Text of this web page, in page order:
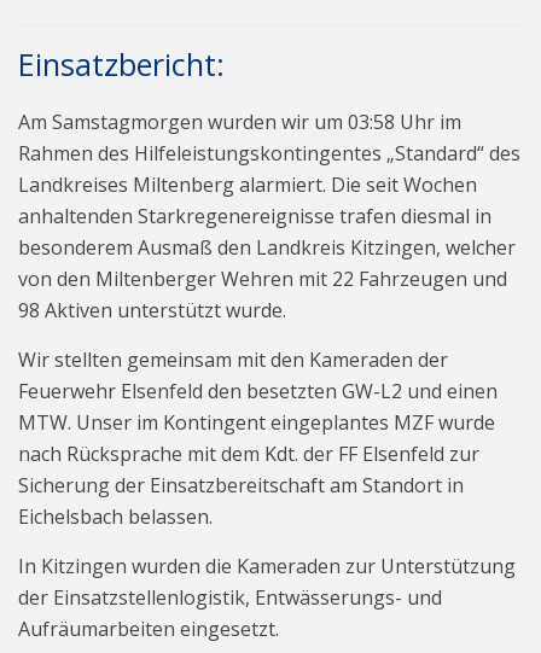
Einsatzbericht:
Am Samstagmorgen wurden wir um 03:58 Uhr im
Rahmen des Hilfeleistungskontingentes „Standard“ des
Landkreises Miltenberg alarmiert. Die seit Wochen
anhaltenden Starkregenereignisse trafen diesmal in
besonderem Ausmaß den Landkreis Kitzingen, welcher
von den Miltenberger Wehren mit 22 Fahrzeugen und
98 Aktiven unterstützt wurde.
Wir stellten gemeinsam mit den Kameraden der
Feuerwehr Elsenfeld den besetzten GW-L2 und einen
MTW. Unser im Kontingent eingeplantes MZF wurde
nach Rücksprache mit dem Kdt. der FF Elsenfeld zur
Sicherung der Einsatzbereitschaft am Standort in
Eichelsbach belassen.
In Kitzingen wurden die Kameraden zur Unterstützung
der Einsatzstellenlogistik, Entwässerungs- und
Aufräumarbeiten eingesetzt.